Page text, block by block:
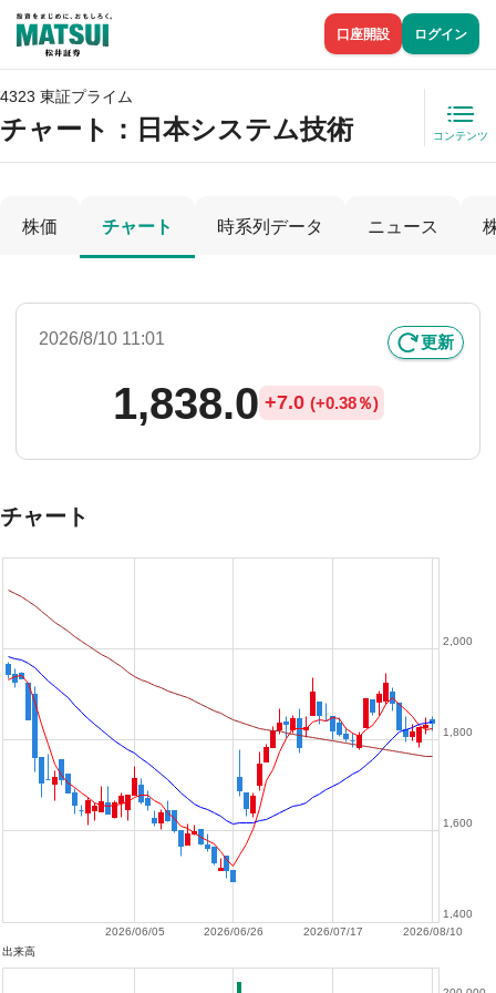
口座開設 ログイン
4323 東証プライム
チャート： 日本システム技術 コンテンツ
株価 チャート 時系列データ ニュース
2026/8/10 11:01 更新
1,838.0 +7.0 (+0.38％)
チャート
2026/08/10
2026/07/17
2026/06/26
2026/06/05
1,400
1,600
1,800
2,000
出来高